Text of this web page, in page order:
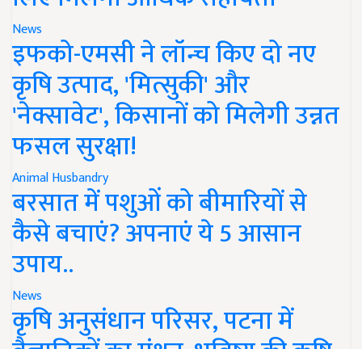
News
इफको-एमसी ने लॉन्च किए दो नए
कृषि उत्पाद, 'मित्सुकी' और
'नेक्सावेट', किसानों को मिलेगी उन्नत
फसल सुरक्षा!
Animal Husbandry
बरसात में पशुओं को बीमारियों से
कैसे बचाएं? अपनाएं ये 5 आसान
उपाय..
News
कृषि अनुसंधान परिसर, पटना में